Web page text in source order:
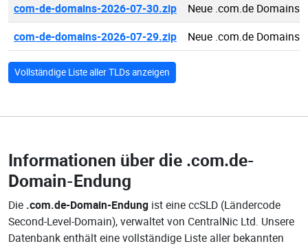
com-de-domains-2026-07-30.zip
Neue .com.de Domains
com-de-domains-2026-07-29.zip
Neue .com.de Domains
Vollständige Liste aller TLDs anzeigen
Informationen über die .com.de-
Domain-Endung
Die .com.de-Domain-Endung ist eine ccSLD (Ländercode
Second-Level-Domain), verwaltet von CentralNic Ltd. Unsere
Datenbank enthält eine vollständige Liste aller bekannten